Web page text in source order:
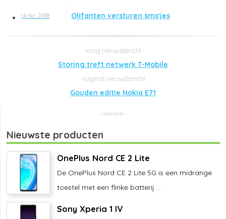
14 okt. 2008 Olifanten versturen sms'jes
Storing treft netwerk T-Mobile
Gouden editie Nokia E71
Nieuwste producten
OnePlus Nord CE 2 Lite
De OnePlus Nord CE 2 Lite 5G is een midrange
toestel met een flinke batterij ...
Sony Xperia 1 IV